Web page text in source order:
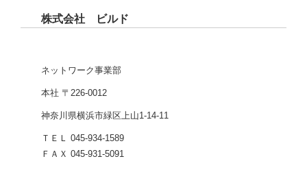
株式会社 ビルド
ネットワーク事業部
本社 〒226-0012
神奈川県横浜市緑区上山1-14-11
ＴＥＬ 045-934-1589
ＦＡＸ 045-931-5091